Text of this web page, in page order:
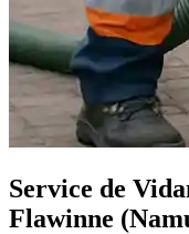
Service de
Flawinne